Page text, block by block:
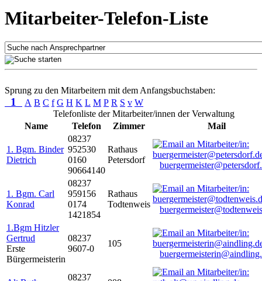
Mitarbeiter-Telefon-Liste
Sprung zu den Mitarbeitern mit dem Anfangsbuchstaben:
1 A B C f G H K L M P R S v W
Telefonliste der Mitarbeiter/innen der Verwaltung
Name
Telefon Zimmer Mail
1. Bgm. Binder
Dietrich
08237
952530
0160
90664140
Rathaus
Petersdorf
1. Bgm. Carl
Konrad
08237
959156
0174
1421854
Rathaus
Todtenweis
1.Bgm Hitzler
Gertrud
Erste
Bürgermeisterin
08237
9607-0
105
08237